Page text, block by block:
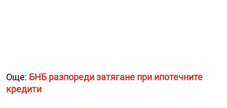
Още: БНБ разпореди затягане при ипотечните
кредити